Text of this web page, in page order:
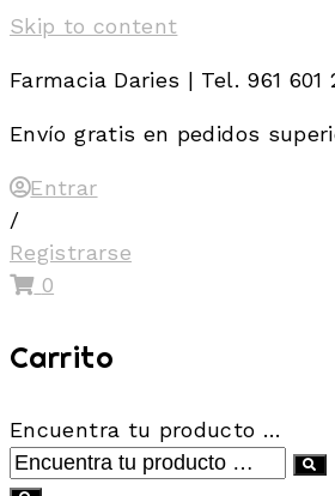
Skip to content
Farmacia Daries | Tel. 961 601
Envío gratis en pedidos
Entrar
/
Registrarse
0
Carrito
Encuentra tu producto …